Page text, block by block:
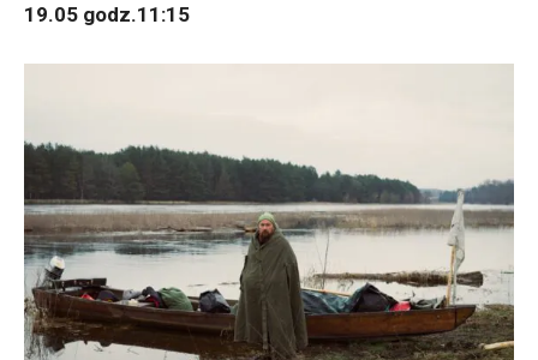
19.05 godz.11:15